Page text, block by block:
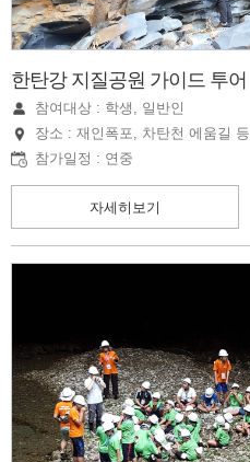
한탄강 지질공원 가이드 투어
참여대상 : 학생, 일반인
장소 : 재인폭포, 차탄천 에움길 등
참가일정 : 연중
자세히보기